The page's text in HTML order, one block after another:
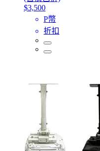
$3,500
P幣
折扣